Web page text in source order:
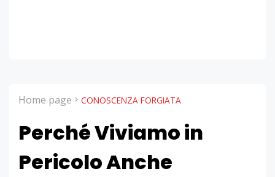
Home page CONOSCENZA FORGIATA
Perché Viviamo in
Pericolo Anche